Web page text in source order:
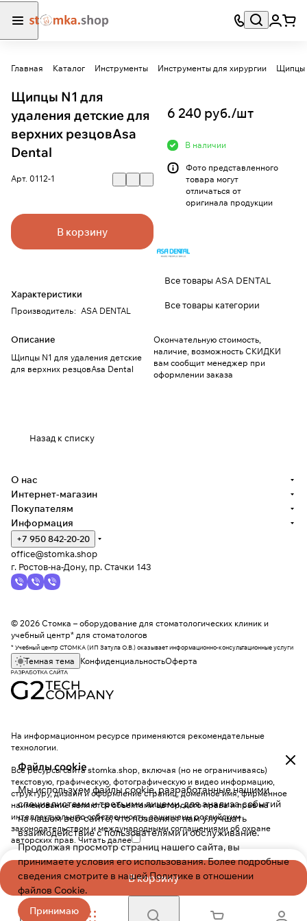
Главная Каталог Инструменты Инструменты для хирургии Щипцы
Щипцы N1 для
удаления детские для
верхних резцовAsa
Dental
Арт. 0112-1
В корзину
Характеристики
Производитель: ASA DENTAL
Описание
Щипцы N1 для удаления детские
для верхних резцовAsa Dental
6 240 руб./шт
В наличии
Фото представленного
товара могут
отличаться от
оригинала продукции
Все товары ASA DENTAL
Все товары категории
Окончательную стоимость,
наличие, возможность СКИДКИ
вам сообщит менеджер при
оформлении заказа
Назад к списку
В корзину
Файлы cookie
Мы используем файлы cookie, разработанные нашими
специалистами и третьими лицами, для анализа событий
на нашем веб-сайте, что позволяет нам улучшать
взаимодействие с пользователями и обслуживание.
Продолжая просмотр страниц нашего сайта, вы
принимаете условия его использования. Более подробные
сведения смотрите в нашейПолитике в отношении
файлов Cookie.
Принимаю
О нас
Интернет-магазин
Покупателям
Информация
+7 950 842-20-20
office@stomka.shop
г. Ростов-на-Дону, пр. Стачки 143
© 2026 Стомка – оборудование для стоматологических клиник и
учебный центр* для стоматологов
* Учебный центр СТОМКА (ИП Затула О.В.) оказывает информационно-консультационные услуги
Темная тема КонфиденциальностьОферта
На информационном ресурсе применяются рекомендательные
технологии.
Все ресурсы сайта stomka.shop, включая (но не ограничиваясь)
текстовую, графическую, фотографическую и видео информацию,
структуру, дизайн и оформление страниц, доменное имя, фирменное
наименование являются объектами авторского права и прав на
интеллектуальную собственность, защищены российским
законодательством и международными соглашениями об охране
авторских прав. Читать далее